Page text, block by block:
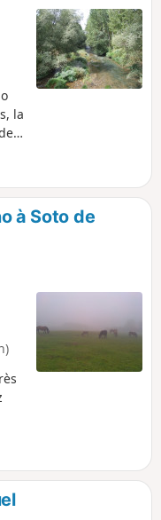
la
à Soto de